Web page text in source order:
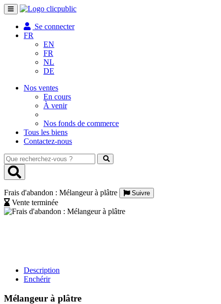
Toggle
navigation
Se connecter
FR
EN
FR
NL
DE
Nos ventes
En cours
À venir
Nos fonds de commerce
Tous les biens
Contactez-nous
Que
recherchez-
vous
Frais d'abandon : Mélangeur à plâtre
Suivre
Vente terminée
Description
Enchérir
Mélangeur à plâtre